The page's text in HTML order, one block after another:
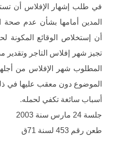
في طلب إشهار الإفلاس أن
المدين أمامها بشأن عدم صحة
أن إستخلاص الوقائع المكونة
تجيز شهر إفلاس التاجر وتقدير
المطلوب شهر الإفلاس من
الموضوع دون معقب عليها في
أسباب سائغة تكفي لحمله.
جلسة 24 مارس سنة 2003
طعن رقم 453 لسنة 71ق